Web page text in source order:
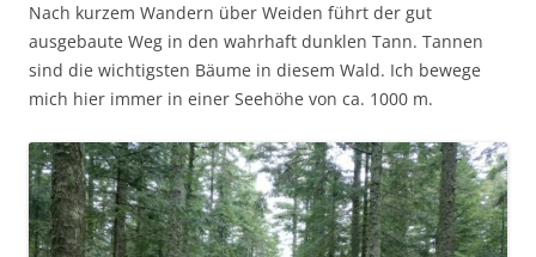
Nach kurzem Wandern über Weiden führt der gut
ausgebaute Weg in den wahrhaft dunklen Tann. Tannen
sind die wichtigsten Bäume in diesem Wald. Ich bewege
mich hier immer in einer Seehöhe von ca. 1000 m.